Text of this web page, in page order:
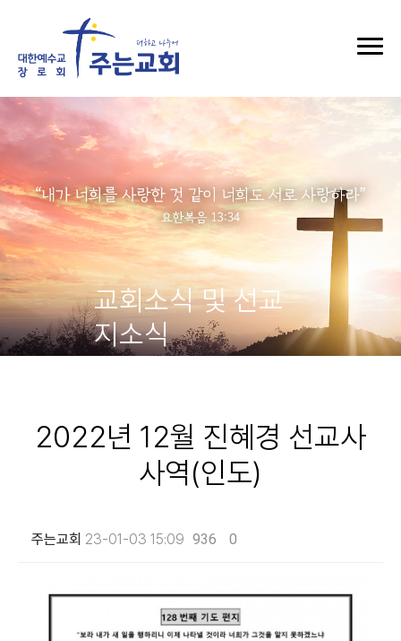
교회소식 및 선교
지소식
2022년 12월 진혜경 선교사
사역(인도)
주는교회 23-01-03 15:09 936 0
본문